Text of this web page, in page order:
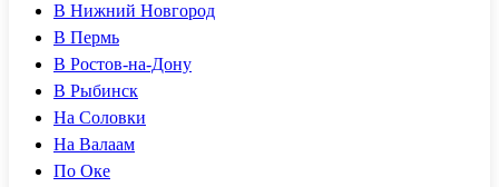
В Нижний Новгород
В Пермь
В Ростов-на-Дону
В Рыбинск
На Соловки
На Валаам
По Оке